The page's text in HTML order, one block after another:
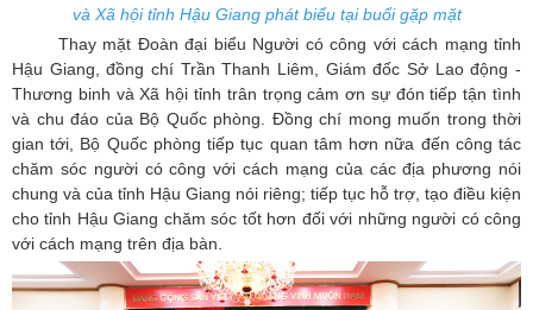
và Xã hội tỉnh Hậu Giang phát biểu tại buổi gặp mặt
Thay mặt Đoàn đại biểu Người có công với cách mạng tỉnh
Hậu Giang, đồng chí Trần Thanh Liêm, Giám đốc Sở Lao động -
Thương binh và Xã hội tỉnh trân trọng cảm ơn sự đón tiếp tận tình
và chu đáo của Bộ Quốc phòng. Đồng chí mong muốn trong thời
gian tới, Bộ Quốc phòng tiếp tục quan tâm hơn nữa đến công tác
chăm sóc người có công với cách mạng của các địa phương nói
chung và của tỉnh Hậu Giang nói riêng; tiếp tục hỗ trợ, tạo điều kiện
cho tỉnh Hậu Giang chăm sóc tốt hơn đối với những người có công
với cách mạng trên địa bàn.